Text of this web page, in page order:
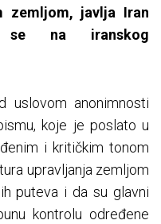
zemljom, javlja Iran
se na iranskog
uslovom anonimnosti
koje je poslato u
i kritičkim tonom
upravljanja zemljom
puteva i da su glavni
kontrolu određene